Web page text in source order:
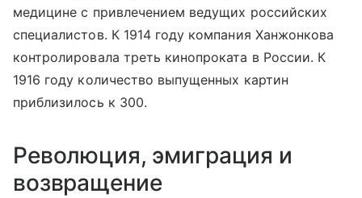
медицине с привлечением ведущих российских
специалистов. К 1914 году компания Ханжонкова
контролировала треть кинопроката в России. К
1916 году количество выпущенных картин
приблизилось к 300.
Революция, эмиграция и
возвращение